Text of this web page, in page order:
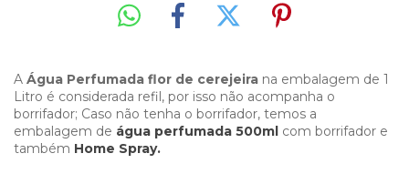
A Água Perfumada flor de cerejeira na embalagem de 1
Litro é considerada refil, por isso não acompanha o
borrifador; Caso não tenha o borrifador, temos a
embalagem de água perfumada 500ml com borrifador e
também Home Spray.